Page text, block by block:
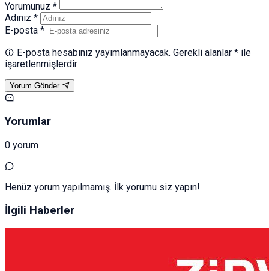
Yorumunuz *
Adınız *
E-posta *
E-posta hesabınız yayımlanmayacak. Gerekli alanlar * ile
işaretlenmişlerdir
Yorum Gönder
Yorumlar
0 yorum
Henüz yorum yapılmamış. İlk yorumu siz yapın!
İlgili Haberler